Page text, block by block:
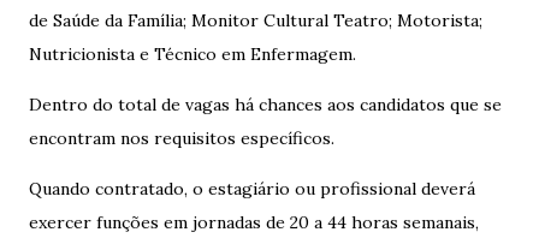
de Saúde da Família; Monitor Cultural Teatro; Motorista;
Nutricionista e Técnico em Enfermagem.
Dentro do total de vagas há chances aos candidatos que se
encontram nos requisitos específicos.
Quando contratado, o estagiário ou profissional deverá
exercer funções em jornadas de 20 a 44 horas semanais,